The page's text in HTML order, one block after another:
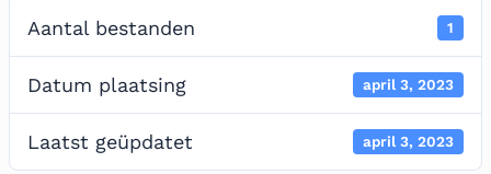
Aantal bestanden 1
Datum plaatsing april 3, 2023
Laatst geüpdatet april 3, 2023